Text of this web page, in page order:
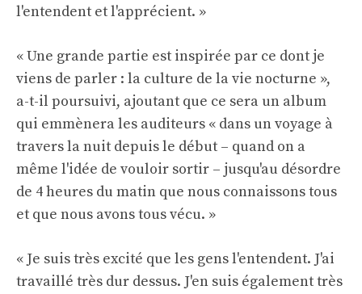
l'entendent et l'apprécient. »
« Une grande partie est inspirée par ce dont je
viens de parler : la culture de la vie nocturne »,
a-t-il poursuivi, ajoutant que ce sera un album
qui emmènera les auditeurs « dans un voyage à
travers la nuit depuis le début – quand on a
même l'idée de vouloir sortir – jusqu'au désordre
de 4 heures du matin que nous connaissons tous
et que nous avons tous vécu. »
« Je suis très excité que les gens l'entendent. J'ai
travaillé très dur dessus. J'en suis également très